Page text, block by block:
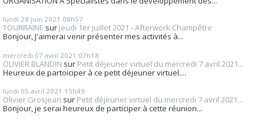
lundi 28 juin 2021 08h57
TOURRAINE sur Jeudi 1er juillet 2021 - Afterwork Champêtre
Bonjour, J'aimerai venir présenter mes activités à...
mercredi 07 avril 2021 07h18
OLIVIER BLANDIN sur Petit déjeuner virtuel du mercredi 7 avril 2021...
Heureux de partoiciper à ce petit déjeuner virtuel....
lundi 05 avril 2021 15h49
Olivier Grosjean sur Petit déjeuner virtuel du mercredi 7 avril 2021...
Bonjour, je serai heureux de participer à cette réunion...